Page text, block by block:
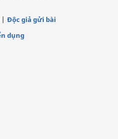
Độc giả gửi bài
dụng